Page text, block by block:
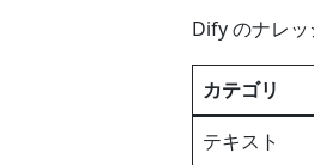
Dify のナレッ
カテゴリ
テキスト